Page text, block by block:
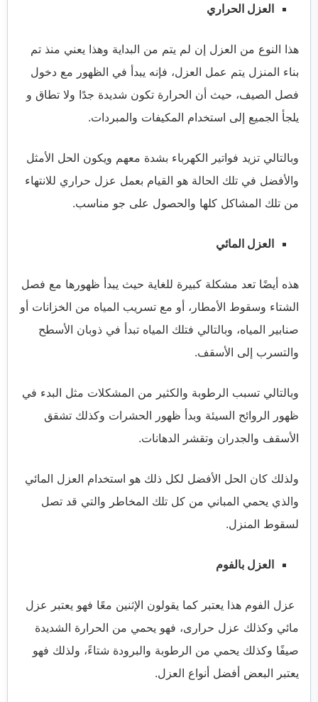
العزل الحراري
هذا النوع من العزل إن لم يتم من البداية وهذا يعني منذ تم
بناء المنزل يتم عمل العزل، فإنه يبدأ في الظهور مع دخول
فصل الصيف، حيث أن الحرارة تكون شديدة جدًا ولا تطاق و
يلجأ الجميع إلى استخدام المكيفات والمبردات.
وبالتالي تزيد فواتير الكهرباء بشدة معهم ويكون الحل الأمثل
والأفضل في تلك الحالة هو القيام بعمل عزل حراري للانتهاء
من تلك المشاكل كلها والحصول على جو مناسب.
العزل المائي
هذه أيضًا تعد مشكلة كبيرة للغاية حيث يبدأ ظهورها مع فصل
الشتاء وسقوط الأمطار، أو مع تسريب المياه من الخزانات أو
صنابير المياه، وبالتالي فتلك المياه تبدأ في ذوبان الأسطح
والتسرب إلى الأسقف.
وبالتالي تسبب الرطوبة والكثير من المشكلات مثل البدء في
ظهور الروائح السيئة وبدأ ظهور الحشرات وكذلك تشقق
الأسقف والجدران وتقشر الدهانات.
ولذلك كان الحل الأفضل لكل ذلك هو استخدام العزل المائي
والذي يحمي المباني من كل تلك المخاطر والتي قد تصل
لسقوط المنزل.
العزل بالفوم
عزل الفوم هذا يعتبر كما يقولون الإثنين معًا فهو يعتبر عزل
مائي وكذلك عزل حرارى، فهو يحمي من الحرارة الشديدة
صيفًا وكذلك يحمي من الرطوبة والبرودة شتاءً، ولذلك فهو
يعتبر البعض أفضل أنواع العزل.